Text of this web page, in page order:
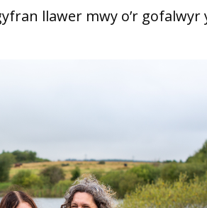
llawer mwy o’r gofalwyr